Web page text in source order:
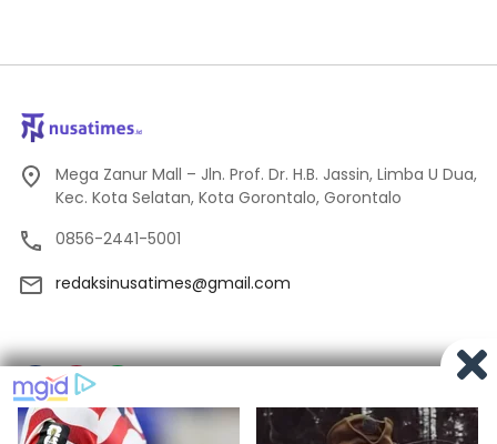
Mega Zanur Mall – Jln. Prof. Dr. H.B. Jassin, Limba U Dua,
Kec. Kota Selatan, Kota Gorontalo, Gorontalo
0856-2441-5001
redaksinusatimes@gmail.com